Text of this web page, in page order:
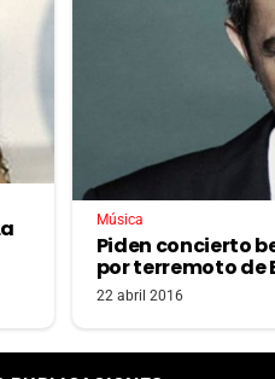
Música
Piden concierto
por terremoto de
22 abril 2016